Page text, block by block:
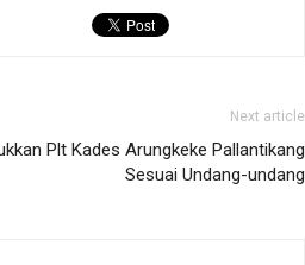
Next article
Plt Kades Arungkeke Pallantikang
Sesuai Undang-undang